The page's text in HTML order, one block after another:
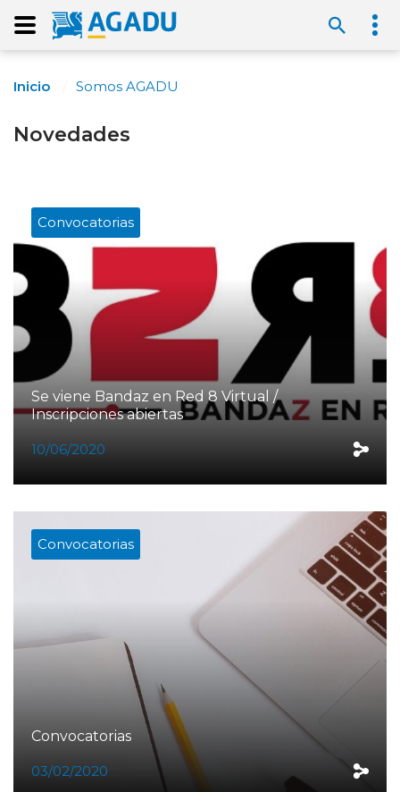
Inicio Somos AGADU
Novedades
Convocatorias
Se viene Bandaz en Red 8 Virtual /
Inscripciones abiertas
10/06/2020
Convocatorias
Convocatorias
03/02/2020